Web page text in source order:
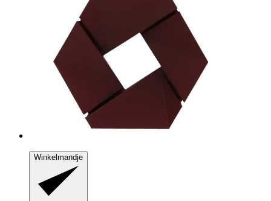
Winkelmandje